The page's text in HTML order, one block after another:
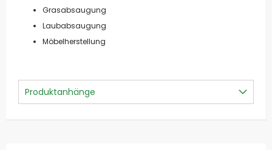
Grasabsaugung
Laubabsaugung
Möbelherstellung
Produktanhänge